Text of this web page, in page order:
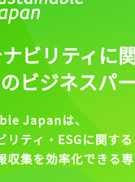
ビリティに
ビジネスパ
Japanは、
リティ・ESGに関する
収集を効率化できる